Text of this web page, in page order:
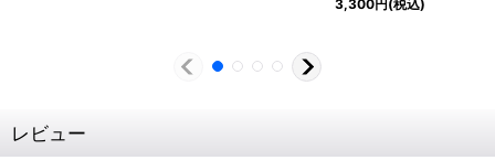
3,300円(税込)
レビュー